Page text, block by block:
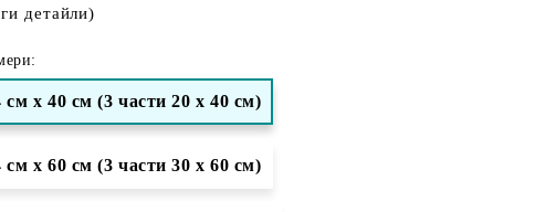
детайли)
см х 40 см (3 части 20 х 40 см)
см х 60 см (3 части 30 х 60 см)